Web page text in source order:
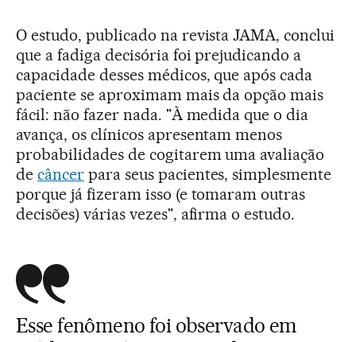
O estudo, publicado na revista JAMA, conclui
que a fadiga decisória foi prejudicando a
capacidade desses médicos, que após cada
paciente se aproximam mais da opção mais
fácil: não fazer nada. "À medida que o dia
avança, os clínicos apresentam menos
probabilidades de cogitarem uma avaliação
de câncerpara seus pacientes, simplesmente
porque já fizeram isso (e tomaram outras
decisões) várias vezes", afirma o estudo.
Esse fenômeno foi observado em